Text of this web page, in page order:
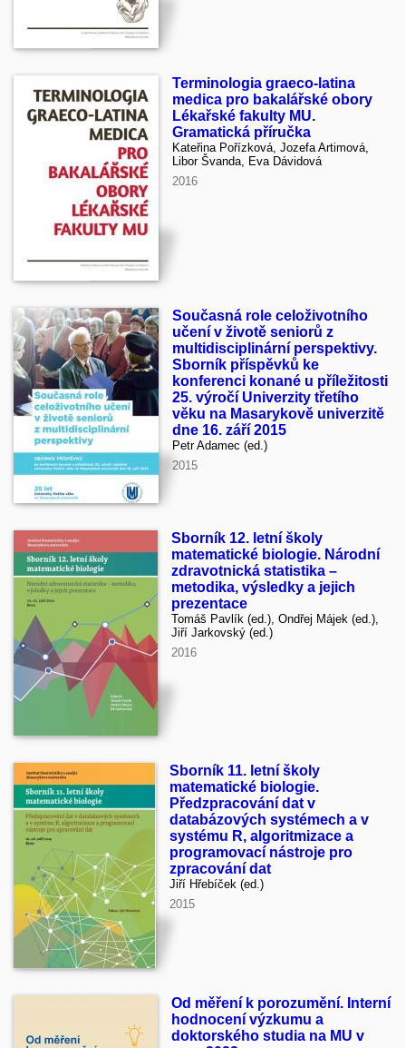
Terminologia graeco-latina
medica pro bakalářské obory
Lékařské fakulty MU.
Gramatická příručka
Kateřina Pořízková, Jozefa Artimová,
Libor Švanda, Eva Dávidová
2016
Současná role celoživotního
učení v životě seniorů z
multidisciplinární perspektivy.
Sborník příspěvků ke
konferenci konané u příležitosti
25. výročí Univerzity třetího
věku na Masarykově univerzitě
dne 16. září 2015
Petr Adamec (ed.)
2015
Sborník 12. letní školy
matematické biologie. Národní
zdravotnická statistika –
metodika, výsledky a jejich
prezentace
Tomáš Pavlík (ed.), Ondřej Májek (ed.),
Jiří Jarkovský (ed.)
2016
Sborník 11. letní školy
matematické biologie.
Předzpracování dat v
databázových systémech a v
systému R, algoritmizace a
programovací nástroje pro
zpracování dat
Jiří Hřebíček (ed.)
2015
Od měření k porozumění. Interní
hodnocení výzkumu a
doktorského studia na MU v